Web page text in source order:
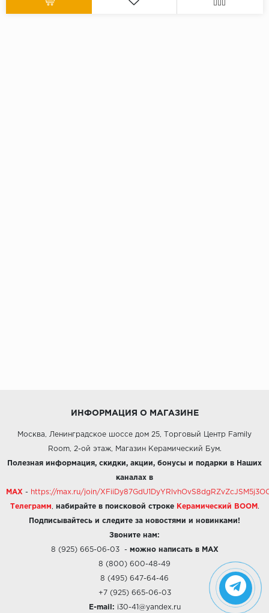
ИНФОРМАЦИЯ О МАГАЗИНЕ
Москва, Ленинградское шоссе дом 25, Торговый Центр Family
Room, 2-ой этаж, Магазин Керамический Бум.
Полезная информация, скидки, акции, бонусы и подарки в Наших
каналах в
MAX - https://max.ru/join/
Телеграмм набирайте в поисковой строке Керамический BOOM .
Подписывайтесь и следите за новостями и новинками!
Звоните нам:
8 (925) 665-06-03- можно написать в MAX
8 (800) 600-48-49
8 (495) 647-64-46
+7 (925) 665-06-03
E-mail: i30-41@yandex.ru